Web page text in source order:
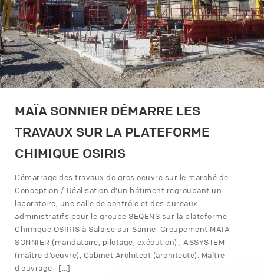
MAÏA SONNIER DÉMARRE LES
TRAVAUX SUR LA PLATEFORME
CHIMIQUE OSIRIS
Démarrage des travaux de gros oeuvre sur le marché de
Conception / Réalisation d’un bâtiment regroupant un
laboratoire, une salle de contrôle et des bureaux
administratifs pour le groupe SEQENS sur la plateforme
Chimique OSIRIS à Salaise sur Sanne. Groupement MAÏA
SONNIER (mandataire, pilotage, exécution) , ASSYSTEM
(maître d’oeuvre), Cabinet Architect (architecte). Maître
d’ouvrage : […]